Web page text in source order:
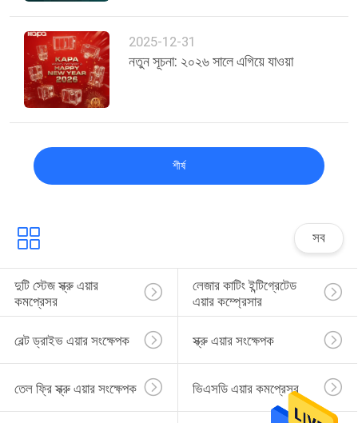
2025-12-31
নতুন সূচনা: ২০২৬ সালে এগিয়ে যাওয়া
শীর্ষ
সব
দুটি স্টেজ স্ক্রু এয়ার
কমপ্রেসর
লেজার কাটিং ইন্টিগ্রেটেড
এয়ার কম্প্রেসার
বেল্ট ড্রাইভ এয়ার সংক্ষেপক স্ক্রু এয়ার সংক্ষেপক
তেল ফ্রি স্ক্রু এয়ার সংক্ষেপক ভিএসডি এয়ার কমপ্রেসর